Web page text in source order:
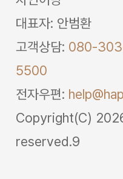
대표자: 안범환
고객상담: 080-
5500
전자우편:
Copyright(C)
reserved.9